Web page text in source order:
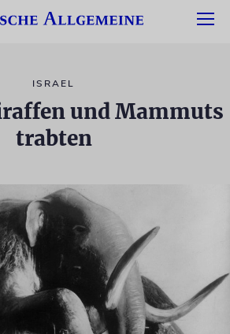
ISRAEL
und Mammuts
trabten